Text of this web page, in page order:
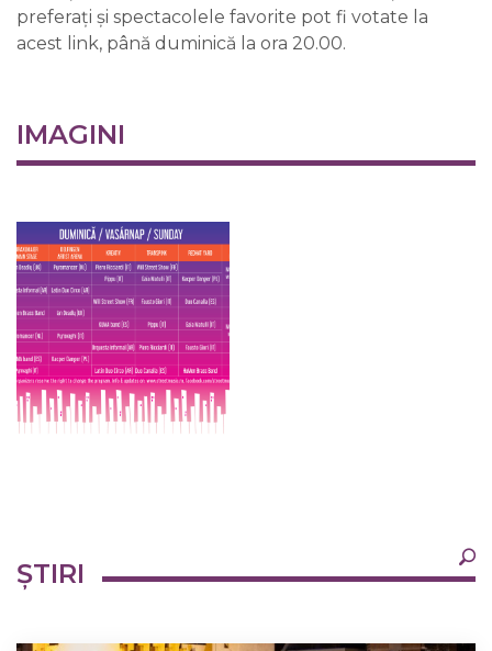
preferați și spectacolele favorite pot fi votate la
acest link, până duminică la ora 20.00.
IMAGINI
Ultimele Oricând ×
ȘTIRI